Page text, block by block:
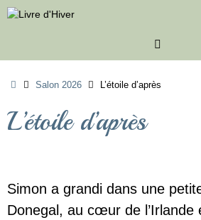
Passer
au
AccueilSalon 2026 L’étoile d’après
L’étoile d’après
Simon a grandi dans une
Donegal, au cœur de l’Irlande